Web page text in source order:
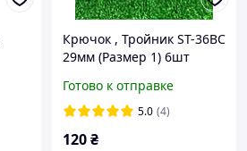
Крючок , Тройник ST-36ВС
29мм (Размер 1) 6шт
Готово к отправке
5.0 (4)
120₴